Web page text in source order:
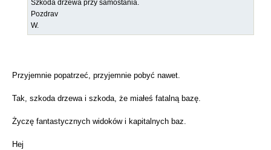
Szkoda drzewa przy samostania.
Pozdrav
W.
Przyjemnie popatrzeć, przyjemnie pobyć nawet.
Tak, szkoda drzewa i szkoda, że miałeś fatalną bazę.
Życzę fantastycznych widoków i kapitalnych baz.
Hej